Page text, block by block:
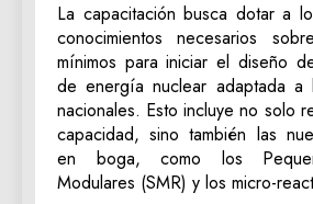
La capacitación busca dotar a
conocimientos necesarios
mínimos para iniciar el diseño
de energía nuclear adaptada a
nacionales. Esto incluye no solo
capacidad, sino también las
en boga, como los
Modulares (SMR) y los micro-